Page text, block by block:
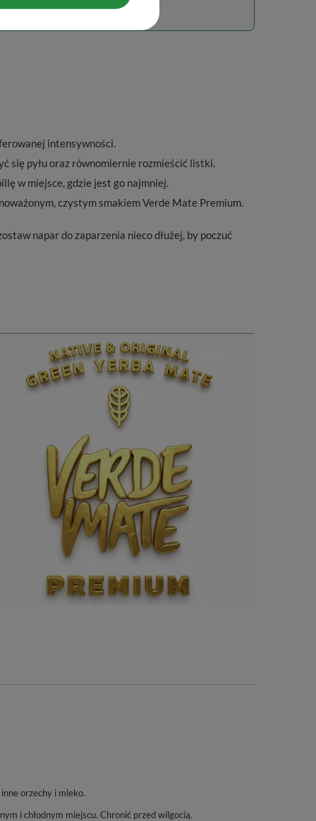
intensywności.
się pyłu oraz równomiernie rozmieścić listki.
w miejsce, gdzie jest go najmniej.
czystym smakiem Verde Mate Premium.
napar do zaparzenia nieco dłużej, by poczuć
orzechy i mleko.
i chłodnym miejscu. Chronić przed wilgocią.